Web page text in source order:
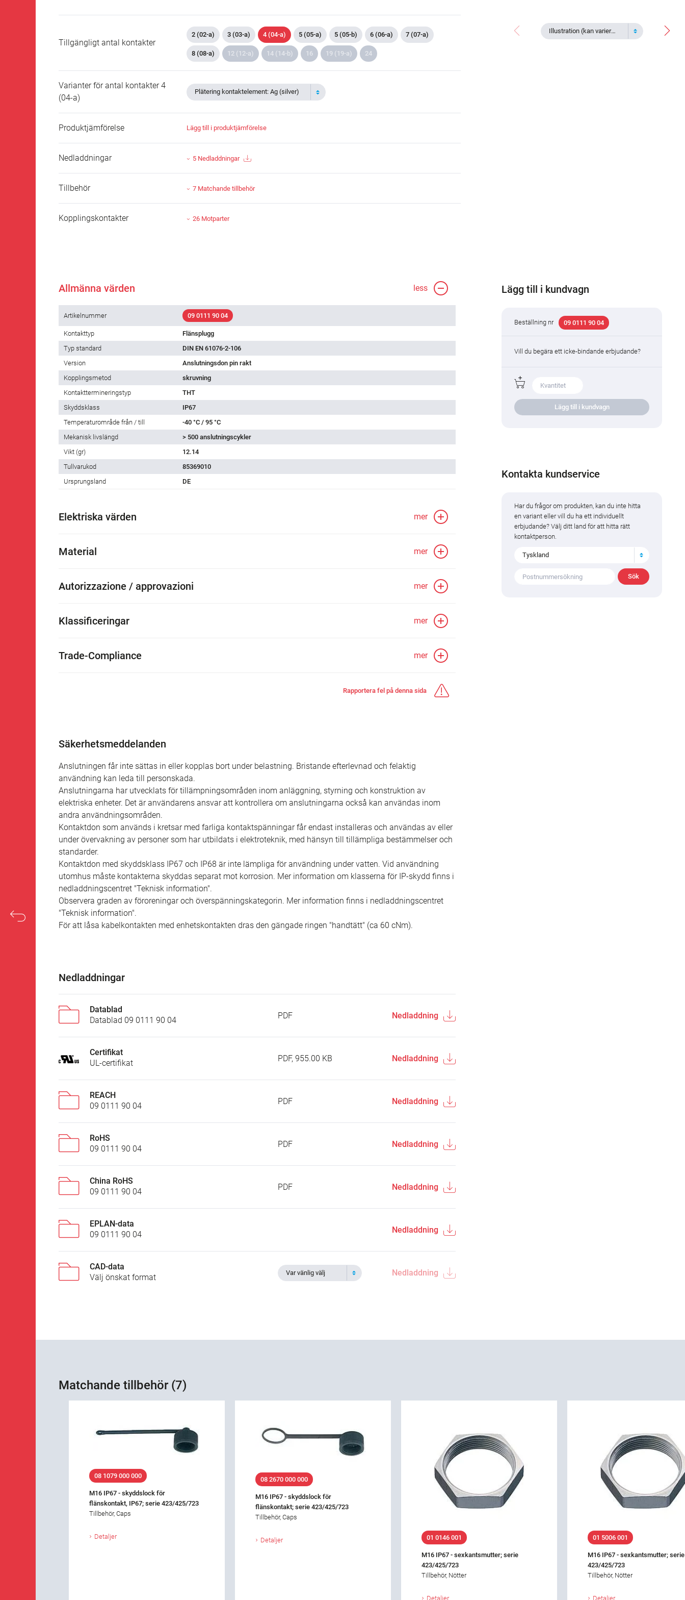
Illustration (kan variera)
Tillgängligt antal kontakter
2 (02-a) 3 (03-a) 4 (04-a) 5 (05-a) 5 (05-b) 6 (06-a) 7 (07-a)
8 (08-a) 12 (12-a) 14 (14-b) 16 19 (19-a) 24
Varianter för antal kontakter 4
(04-a)
Plätering kontaktelement: Ag (silver)
Produktjämförelse Lägg till i produktjämförelse
Nedladdningar 5 Nedladdningar
Tillbehör 7 Matchande tillbehör
Kopplingskontakter 26 Motparter
Allmänna värden less
Artikelnummer 09 0111 90 04
Kontakttyp
Flänsplugg
Typ standard
DIN EN 61076-2-106
Version
Anslutningsdon pin rakt
Kopplingsmetod
skruvning
Kontakttermineringstyp
THT
Skyddsklass
IP67
Temperaturområde från / till
-40 °C / 95 °C
Mekanisk livslängd
> 500 anslutningscykler
Vikt (gr)
12.14
Tullvarukod
85369010
Ursprungsland
DE
Elektriska värden mer
Material mer
Autorizzazione / approvazioni mer
Klassificeringar mer
Trade-Compliance mer
Rapportera fel på denna sida
Säkerhetsmeddelanden
Anslutningen får inte sättas in eller kopplas bort under belastning. Bristande efterlevnad och felaktig
användning kan leda till personskada.
Anslutningarna har utvecklats för tillämpningsområden inom anläggning, styrning och konstruktion av
elektriska enheter. Det är användarens ansvar att kontrollera om anslutningarna också kan användas inom
andra användningsområden.
Kontaktdon som används i kretsar med farliga kontaktspänningar får endast installeras och användas av eller
under övervakning av personer som har utbildats i elektroteknik, med hänsyn till tillämpliga bestämmelser och
standarder.
Kontaktdon med skyddsklass IP67 och IP68 är inte lämpliga för användning under vatten. Vid användning
utomhus måste kontakterna skyddas separat mot korrosion. Mer information om klasserna för IP-skydd finns i
nedladdningscentret "Teknisk information".
Observera graden av föroreningar och överspänningskategorin. Mer information finns i nedladdningscentret
"Teknisk information".
För att låsa kabelkontakten med enhetskontakten dras den gängade ringen "handtätt" (ca 60 cNm).
Nedladdningar
Datablad
Datablad 09 0111 90 04
PDF Nedladdning
Certifikat
UL-certifikat
PDF, 955.00 KB Nedladdning
REACH
09 0111 90 04
PDF Nedladdning
RoHS
09 0111 90 04
PDF Nedladdning
China RoHS
09 0111 90 04
PDF Nedladdning
EPLAN-data
09 0111 90 04
Nedladdning
CAD-data
Välj önskat format
Var vänlig välj Nedladdning
Lägg till i kundvagn
Beställning nr 09 0111 90 04
Vill du begära ett icke-bindande erbjudande?
Lägg till i kundvagn
Kontakta kundservice
Har du frågor om produkten, kan du inte hitta
en variant eller vill du ha ett individuellt
erbjudande? Välj ditt land för att hitta rätt
kontaktperson.
Tyskland
Matchande tillbehör (7)
08 1079 000 000
M16 IP67 - skyddslock för
flänskontakt, IP67; serie 423/425/723
Tillbehör, Caps
Detaljer
08 2670 000 000
M16 IP67 - skyddslock för
flänskontakt; serie 423/425/723
Tillbehör, Caps
Detaljer 01 0146 001
M16 IP67 - sexkantsmutter; serie
423/425/723
Tillbehör, Nötter
Detaljer
01 5006 001
M16 IP67 - sexkantsmutter; serie
423/425/723
Tillbehör, Nötter
Detaljer